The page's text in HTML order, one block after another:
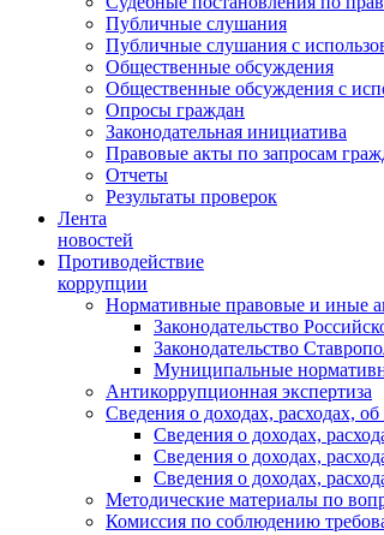
Публичные слушания
Публичные слушания с
Общественные обсуждения
Общественные обсуждения с
Опросы граждан
Законодательная инициатива
Правовые акты по запросам
Отчеты
Результаты проверок
Лента
новостей
Противодействие
коррупции
Нормативные правовые и иные
Законодательство
Законодательство
Муниципальные
Антикоррупционная экспертиза
Сведения о доходах, расходах,
Сведения о доходах,
Сведения о доходах,
Сведения о доходах,
Методические материалы по
Комиссия по соблюдению